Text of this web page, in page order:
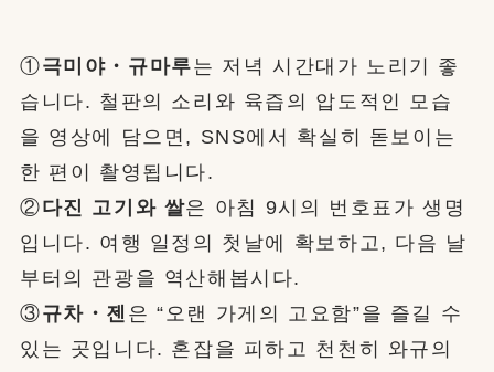
①극미야・규마루는 저녁 시간대가 노리기 좋
습니다. 철판의 소리와 육즙의 압도적인 모습
을 영상에 담으면, SNS에서 확실히 돋보이는
한 편이 촬영됩니다.
②다진 고기와 쌀은 아침 9시의 번호표가 생명
입니다. 여행 일정의 첫날에 확보하고, 다음 날
부터의 관광을 역산해봅시다.
③규차・젠 은 “오랜 가게의 고요함”을 즐길 수
있는 곳입니다. 혼잡을 피하고 천천히 와규의